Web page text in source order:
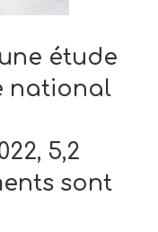
étude
national
5,2
sont